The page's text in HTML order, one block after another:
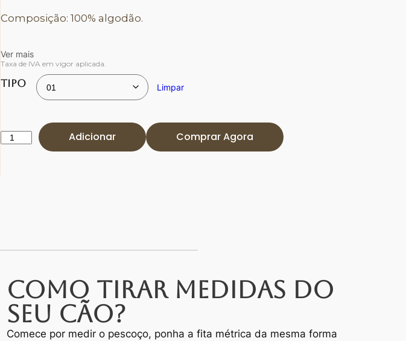
Composição: 100% algodão.
Ver mais
Taxa de IVA em vigor aplicada.
Tipo Limpar
Adicionar Comprar Agora
Como tirar medidas do
seu cão?
Comece por medir o pescoço, ponha a fita métrica da mesma forma